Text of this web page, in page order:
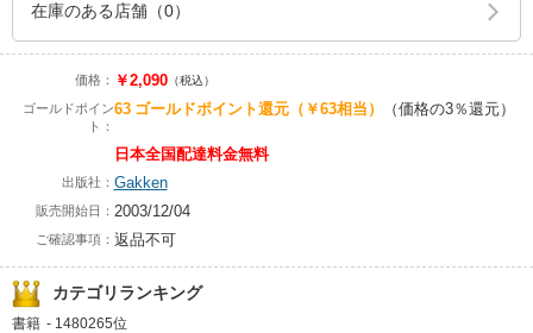
在庫のある店舗（0）
価格： ￥2,090（税込）
ゴールドポイン
ト：
63 ゴールドポイント還元（￥63相当） （価格の3％還元）
日本全国配達料金無料
出版社： Gakken
販売開始日： 2003/12/04
ご確認事項： 返品不可
カテゴリランキング
書籍 - 1480265位